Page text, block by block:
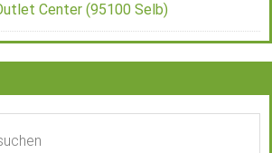
Center (95100 Selb)